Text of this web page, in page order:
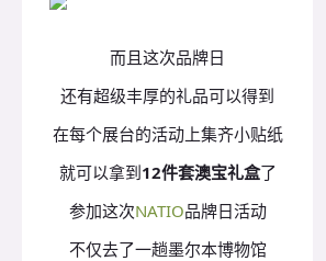
而且这次品牌日
还有超级丰厚的礼品可以得到
在每个展台的活动上集齐小贴纸
就可以拿到12件套澳宝礼盒了
参加这次NATIO品牌日活动
不仅去了一趟墨尔本博物馆